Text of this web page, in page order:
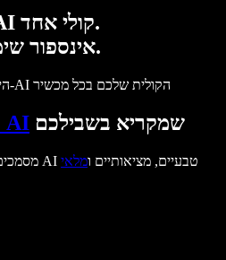
עוזר AI קולי אחד.
אינספור שימושים.
היא שכבת ה-AI הקולית שלכם בכל מכשיר
טקסט לדיבור מבוסס AI שמקריא בשבילכם
הפכו קובצי PDF, מסמכים ועוד לקולות AI טבעיים, מציאותיים ומלאי